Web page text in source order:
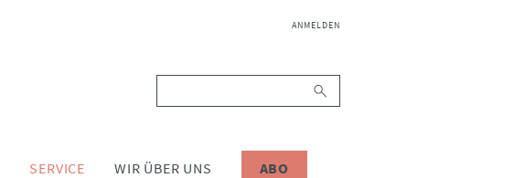
NAVIGATION
ANMELDEN
SERVICE WIR ÜBER UNS ABO